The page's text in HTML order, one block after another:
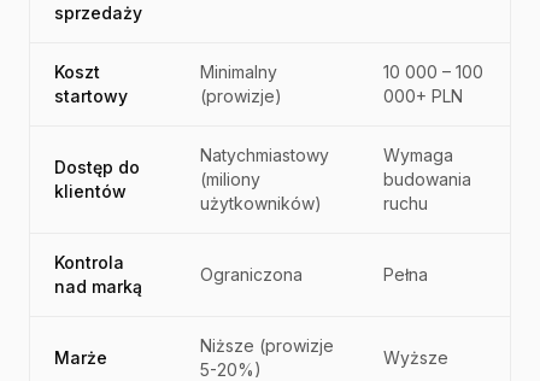
sprzedaży
Koszt
startowy
Minimalny
(prowizje)
10 000 – 100
000+ PLN
Dostęp do
klientów
Natychmiastowy
(miliony
użytkowników)
Wymaga
budowania
ruchu
Kontrola
nad marką
Ograniczona Pełna
Marże
Niższe (prowizje
5-20%)
Wyższe